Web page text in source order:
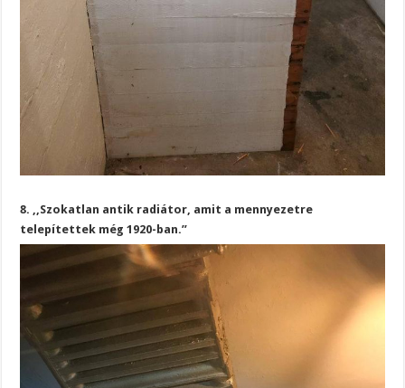
8. ,,Szokatlan antik radiátor, amit a mennyezetre
telepítettek még 1920-ban.”